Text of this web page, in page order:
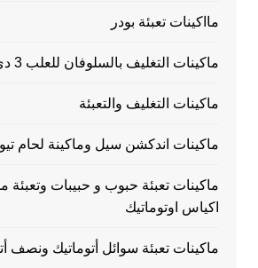
مااكينات تعبئة بودر
ماكينات التغليف بالسلوفان للعلب 3 دي
ماكينات التغليف والتعبئة
ماكينات اندكشن سيل وماكينة لحام
ماكينات تعبئة حبوب و حبيبات
اكياس اوتوماتيك
ماكينات تعبئة سوائل أتوماتيك ونصف